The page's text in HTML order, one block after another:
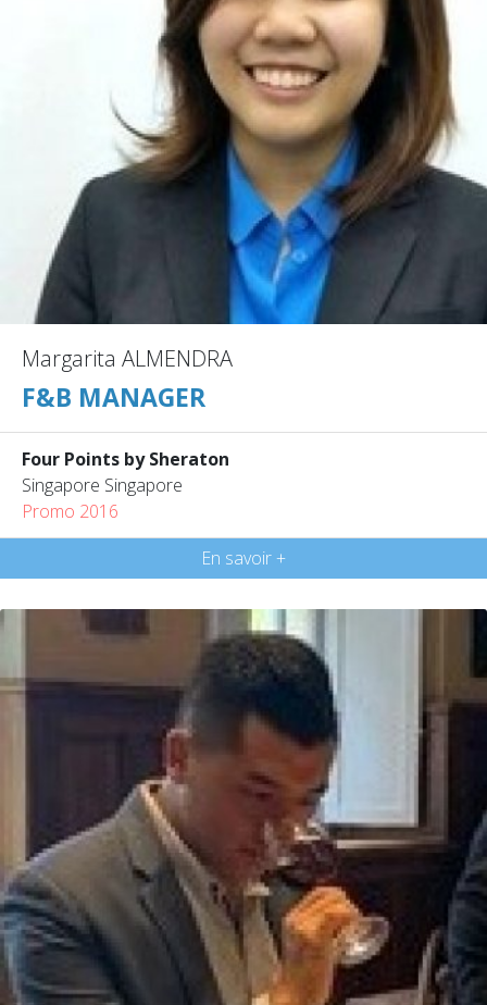
Margarita ALMENDRA
F&B MANAGER
Four Points by Sheraton
Singapore Singapore
Promo 2016
En savoir +